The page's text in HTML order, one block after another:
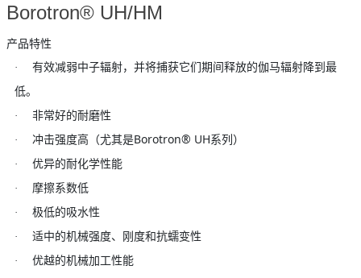
Borotron® UH/HM
产品特性
·
有效减弱中子辐射，并将捕获它们期间释放的伽马辐射降到最
低。
·
非常好的耐磨性
·
冲击强度高（尤其是Borotron® UH系列）
·
优异的耐化学性能
·
摩擦系数低
·
极低的吸水性
·
适中的机械强度、刚度和抗蠕变性
·
优越的机械加工性能